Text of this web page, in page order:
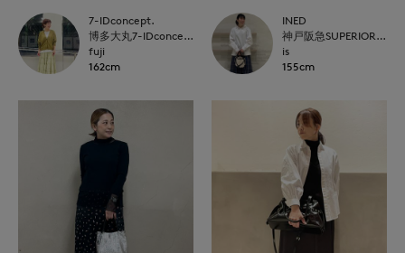
7-IDconcept.
博多大丸7-IDconcept.
fuji
162cm
INED
神戸阪急SUPERIORCLOSET
is
155cm